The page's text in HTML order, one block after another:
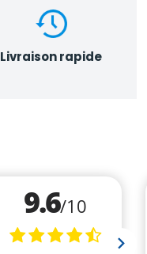
Livraison rapide